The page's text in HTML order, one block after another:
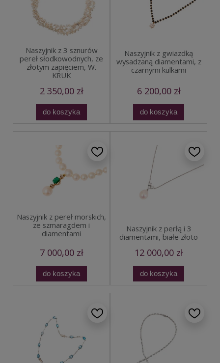
Naszyjnik z 3 sznurów
pereł słodkowodnych, ze
złotym zapięciem, W.
KRUK
2 350,00 zł
do koszyka
Naszyjnik z gwiazdką
wysadzaną diamentami, z
czarnymi kulkami
6 200,00 zł
do koszyka
Naszyjnik z pereł morskich,
ze szmaragdem i
diamentami
7 000,00 zł
do koszyka
Naszyjnik z perłą i 3
diamentami, białe złoto
12 000,00 zł
do koszyka